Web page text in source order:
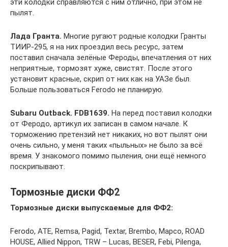
эти колодки справляются с ним отлично, при этом не
пылят.
Лада Гранта. Многие ругают родные колодки Гранты
ТИИР-295, я на них проездил весь ресурс, затем
поставил сначала зелёные Фероды, впечатления от них
неприятные, тормозят хуже, свистят. После этого
установит красные, скрип от них как на УАЗе был.
Больше пользоваться Ferodo не планирую.
Subaru Outback. FDB1639. На перед поставил колодки
от Феродо, артикул их записан в самом начале. К
торможению претензий нет никаких, но вот пылят они
очень сильно, у меня таких «пыльных» не было за всё
время. У знакомого помимо пыления, они ещё немного
поскрипывают.
Тормозные диски ФФ2
Тормозные диски выпускаемые для ФФ2:
Ferodo, АТЕ, Remsa, Pagid, Textar, Brembo, Mapco, ROAD
HOUSE, Allied Nippon, TRW – Lucas, BESER, Febi, Pilenga,